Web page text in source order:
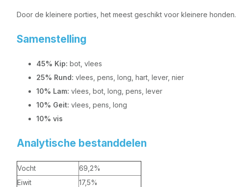
Door de kleinere porties, het meest geschikt voor kleinere honden.
Samenstelling
45% Kip: bot, vlees
25% Rund: vlees, pens, long, hart, lever, nier
10% Lam: vlees, bot, long, pens, lever
10% Geit: vlees, pens, long
10% vis
Analytische bestanddelen
Vocht
69,2%
Eiwit
17,5%